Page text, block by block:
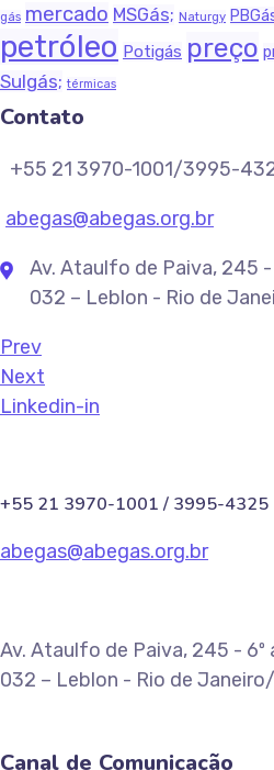
gás mercado MSGás; Naturgy
petróleo Potigás preço
Sulgás; térmicas
Contato
+55 21 3970-1001/3995-
abegas@abegas.org.br
Av. Ataulfo de Paiva, 245
032 – Leblon - Rio de
Prev
Next
Linkedin-in
+55 21 3970-1001 / 3995-4325
abegas@abegas.org.br
Av. Ataulfo de Paiva, 245 -
032 – Leblon - Rio de
Canal de Comunicação